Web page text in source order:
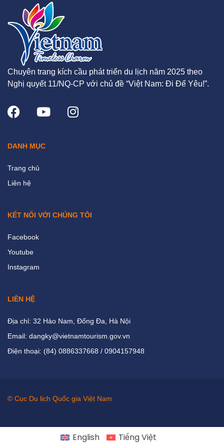
Chuyên trang kích cầu phát triển du lịch năm 2025 theo
Nghị quyết 11/NQ-CP với chủ đề “Việt Nam: Đi Để Yêu!”.
DANH MỤC
Trang chủ
Liên hệ
KẾT NỐI VỚI CHÚNG TÔI
Facebook
Youtube
Instagram
LIÊN HỆ
Địa chỉ: 32 Hào Nam, Đống Đa, Hà Nội
Email: dangky@vietnamtourism.gov.vn
Điện thoại: (84) 0886337668 / 0904157948
© Cục Du lịch Quốc gia Việt Nam
English Tiếng Việt